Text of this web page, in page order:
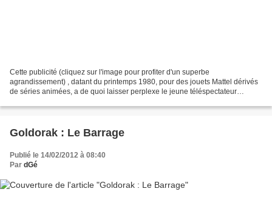
Cette publicité (cliquez sur l'image pour profiter d'un superbe
agrandissement) , datant du printemps 1980, pour des jouets Mattel dérivés
de séries animées, a de quoi laisser perplexe le jeune téléspectateur
Goldorak : Le Barrage
Publié le 14/02/2012 à 08:40
Par dGé